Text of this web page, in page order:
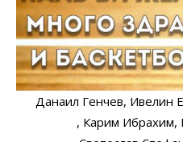
Данаил Генчев, Ивелин
, Карим Ибрахим,